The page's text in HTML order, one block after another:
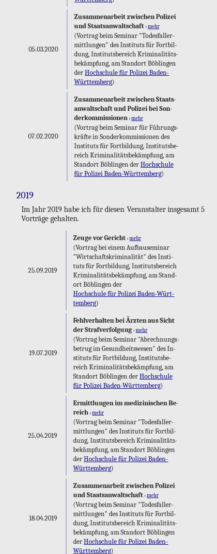
05.03.2020
Zu­sam­men­ar­beit zwi­schen Po­li­zei
und Staats­an­walt­schaft ›mehr
(Vor­trag beim Se­mi­nar "To­des­fall­er­
mitt­lun­gen" des In­sti­tuts für Fort­bil­
dung, In­sti­tuts­be­reich Kri­mi­na­li­täts­
be­kämp­fung, am Stand­ort Böb­lin­gen
derHoch­schu­le für Po­li­zei Ba­den-
Würt­tem­berg)
07.02.2020
Zu­sam­men­ar­beit zwi­schen Staats­
an­walt­schaft und Po­li­zei bei Son­
der­kom­mis­sio­nen ›mehr
(Vor­trag beim Se­mi­nar für Füh­rungs­
kräf­te in Son­der­kom­mis­sio­nen des
In­sti­tuts für Fort­bil­dung, In­sti­tuts­be­
reich Kri­mi­na­li­täts­be­kämp­fung, am
Stand­ort Böb­lin­gen derHoch­schu­le
für Po­li­zei Ba­den-Würt­tem­berg)
2019
Im Jahr 2019 habe ich für die­sen Ver­an­stal­ter ins­ge­samt 5
Vor­trä­ge ge­hal­ten.
25.09.2019
Zeuge vor Ge­richt ›mehr
(Vor­trag bei einem Auf­bau­se­mi­nar
"Wirt­schafts­kri­mi­na­li­tät" des In­sti­
tuts für Fort­bil­dung, In­sti­tuts­be­reich
Kri­mi­na­li­täts­be­kämp­fung, am Stand­
ort Böb­lin­gen der
Hoch­schu­le für Po­li­zei Ba­den-Würt­
tem­berg)
19.07.2019
Fehl­ver­hal­ten bei Ärz­ten aus Sicht
der Straf­ver­fol­gung ›mehr
(Vor­trag beim Se­mi­nar "Ab­rech­nungs­
be­trug im Ge­sund­heits­we­sen" des In­
sti­tuts für Fort­bil­dung, In­sti­tuts­be­
reich Kri­mi­na­li­täts­be­kämp­fung, am
Stand­ort Böb­lin­gen derHoch­schu­le
für Po­li­zei Ba­den-Würt­tem­berg)
25.04.2019
Er­mitt­lun­gen im me­di­zi­ni­schen Be­
reich ›mehr
(Vor­trag beim Se­mi­nar "To­des­fall­er­
mitt­lun­gen" des In­sti­tuts für Fort­bil­
dung, In­sti­tuts­be­reich Kri­mi­na­li­täts­
be­kämp­fung, am Stand­ort Böb­lin­gen
derHoch­schu­le für Po­li­zei Ba­den-
Würt­tem­berg)
18.04.2019
Zu­sam­men­ar­beit zwi­schen Po­li­zei
und Staats­an­walt­schaft ›mehr
(Vor­trag beim Se­mi­nar "To­des­fall­er­
mitt­lun­gen" des In­sti­tuts für Fort­bil­
dung, In­sti­tuts­be­reich Kri­mi­na­li­täts­
be­kämp­fung, am Stand­ort Böb­lin­gen
derHoch­schu­le für Po­li­zei Ba­den-
Würt­tem­berg)